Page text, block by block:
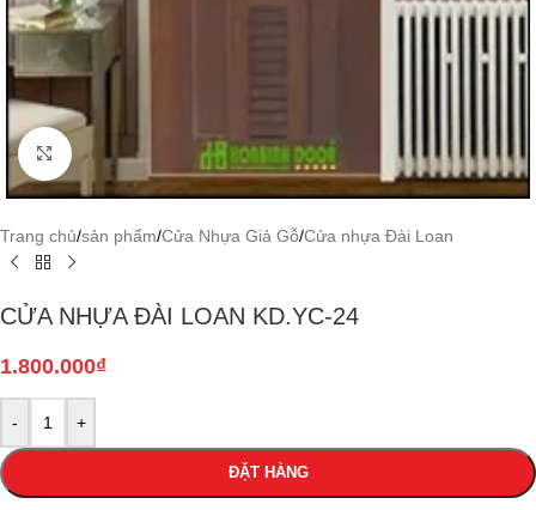
Click to enlarge
Trang chủ/sản phẩm/Cửa Nhựa Giả Gỗ/Cửa nhựa Đài Loan
CỬA NHỰA ĐÀI LOAN KD.YC-24
1.800.000₫
- +
ĐẶT HÀNG